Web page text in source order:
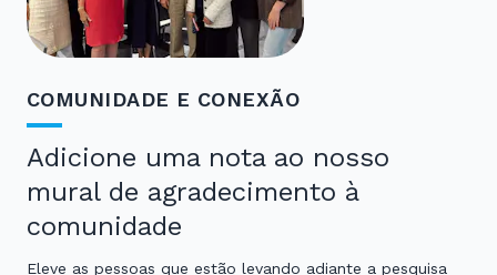
COMUNIDADE E CONEXÃO
Adicione uma nota ao nosso
mural de agradecimento à
comunidade
Eleve as pessoas que estão levando adiante a pesquisa